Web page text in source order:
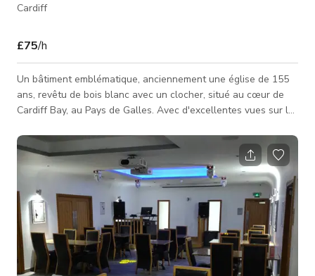
Cardiff
£75/h
Un bâtiment emblématique, anciennement une église de 155
ans, revêtu de bois blanc avec un clocher, situé au cœur de
Cardiff Bay, au Pays de Galles. Avec d'excellentes vues sur la
notre terrasse. Les vues s'étendent vers les docks et Mermaid
Quay. Nous organisons régulièrement des événements, des
spectacles, des conférences, des mariages et des expositions
dans notre espace unique et lumineux.